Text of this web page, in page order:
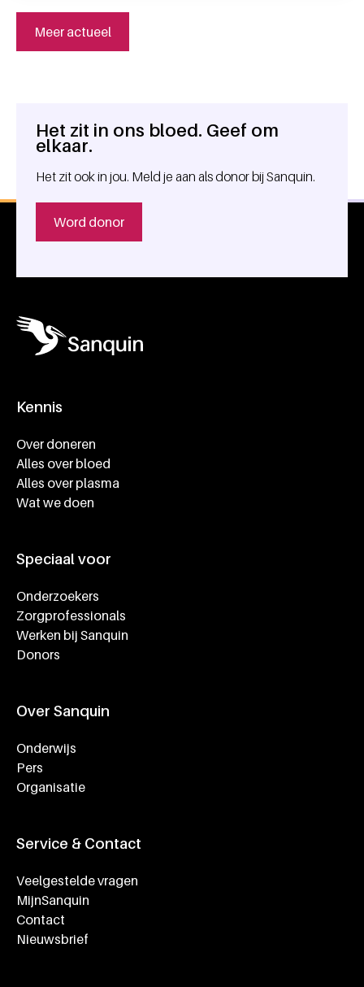
Meer actueel
Algemene informatie
Het zit in ons bloed. Geef om
elkaar.
Het zit ook in jou. Meld je aan als donor bij Sanquin.
Word donor
Kennis
Over doneren
Alles over bloed
Alles over plasma
Wat we doen
Speciaal voor
Onderzoekers
Zorgprofessionals
Werken bij Sanquin
Donors
Over Sanquin
Onderwijs
Pers
Organisatie
Service & Contact
Veelgestelde vragen
MijnSanquin
Contact
Nieuwsbrief